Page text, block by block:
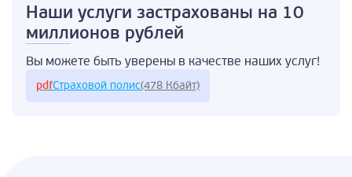
Наши услуги застрахованы на 10
миллионов рублей
Вы можете быть уверены в качестве наших услуг!
pdfСтраховой полис(478 Кбайт)